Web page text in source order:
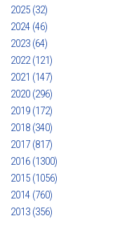
2025 (32)
2024 (46)
2023 (64)
2022 (121)
2021 (147)
2020 (296)
2019 (172)
2018 (340)
2017 (817)
2016 (1300)
2015 (1056)
2014 (760)
2013 (356)